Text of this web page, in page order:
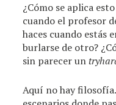
¿Cómo se aplica
cuando el profesor
haces cuando estás
burlarse de otro?
sin parecer un
Aquí no hay